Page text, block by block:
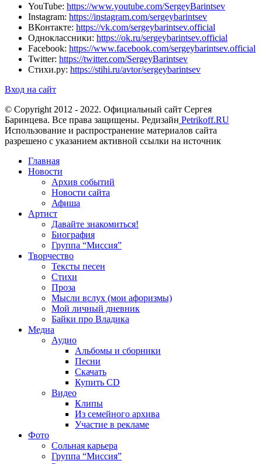
YouTube: https://www.youtube.com/SergeyBarintsev
Instagram: https://instagram.com/sergeybarintsev
ВКонтакте: https://vk.com/sergeybarintsev.official
Одноклассники: https://ok.ru/sergeybarintsev.official
Facebook: https://www.facebook.com/sergeybarintsev.official
Twitter: https://twitter.com/SergeyBarintsev
Стихи.ру: https://stihi.ru/avtor/sergeybarintsev
Вход на сайт
© Copyright 2012 - 2022. Официальный сайт Сергея
Баринцева. Все права защищены. Редизайн Petrikoff.RU
Использование и распространение материалов сайта
разрешено с указанием активной ссылки на источник
Главная
Новости
Архив событий
Новости сайта
Афиша
Артист
Давайте знакомиться!
Биография
Группа “Миссия”
Творчество
Тексты песен
Стихи
Проза
Мысли вслух (мои афоризмы)
Мой личный дневник
Байки про Владика
Медиа
Аудио
Альбомы и сборники
Песни
Скачать
Купить CD
Видео
Клипы
Из семейного архива
Участие в рекламе
Фото
Сольная карьера
Группа “Миссия”